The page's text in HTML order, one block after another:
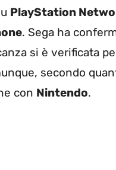
PlayStation
. Sega ha
si è verificata
secondo
con Nintendo.